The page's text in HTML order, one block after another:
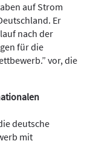
auf Strom
Er
nach der
für die
vor, die
deutsche
mit